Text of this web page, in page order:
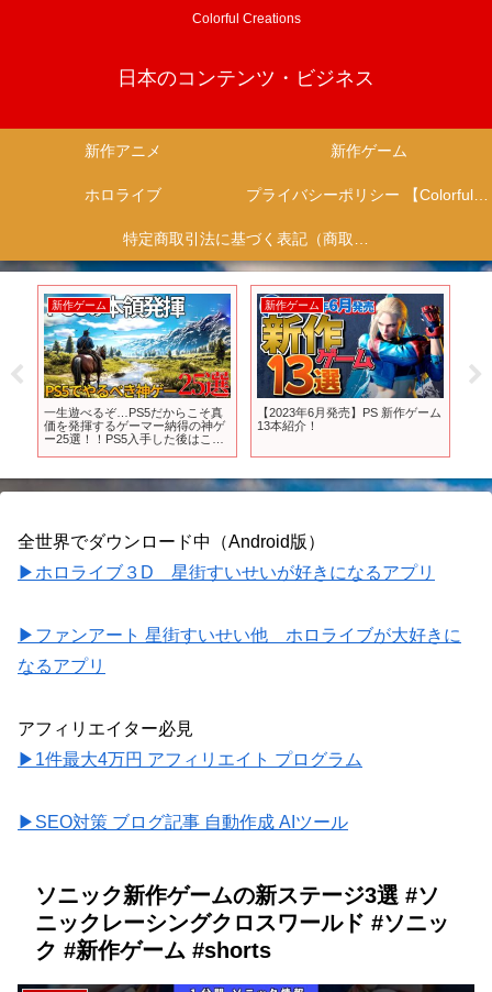
Colorful Creations
日本のコンテンツ・ビジネス
新作アニメ 新作ゲーム
ホロライブ プライバシーポリシー 【Colorful Creation】
特定商取引法に基づく表記（商取引に関する開示）
新作ゲーム
一生遊べるぞ…PS5だからこそ真
価を発揮するゲーマー納得の神ゲ
ー25選！！PS5入手した後はこれ
【UE5】
新作ゲーム
【2023年6月発売】PS 新作ゲーム
13本紹介！
全世界でダウンロード中（Android版）
▶ホロライブ３D 星街すいせいが好きになるアプリ
▶ファンアート 星街すいせい他 ホロライブが大好きに
なるアプリ
アフィリエイター必見
▶1件最大4万円 アフィリエイト プログラム
▶SEO対策 ブログ記事 自動作成 AIツール
ソニック新作ゲームの新ステージ3選 #ソ
ニックレーシングクロスワールド #ソニッ
ク #新作ゲーム #shorts